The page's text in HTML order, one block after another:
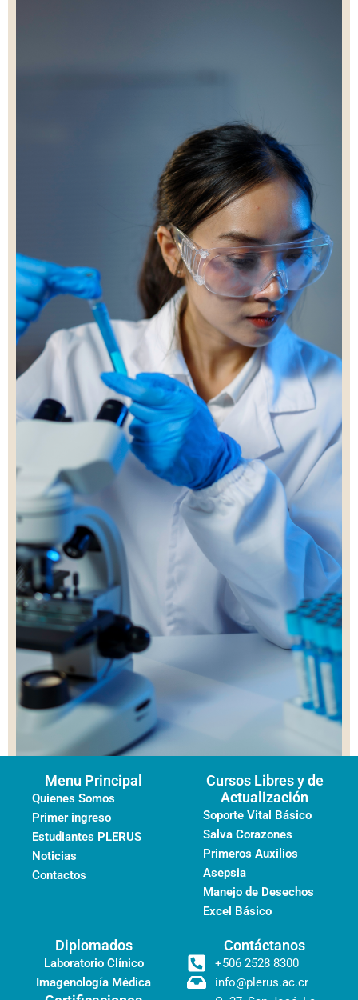
Menu Principal
Quienes Somos
Primer ingreso
Estudiantes PLERUS
Noticias
Contactos
Cursos Libres y de
Actualización
Soporte Vital Básico
Salva Corazones
Primeros Auxilios
Asepsia
Manejo de Desechos
Excel Básico
Diplomados
Laboratorio Clínico
Imagenología Médica
Contáctanos
+506 2528 8300
info@plerus.ac.cr